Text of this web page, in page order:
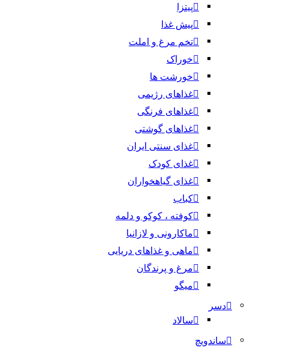
پیتزا
پیش غذا
تخم مرغ و املت
خوراک
خورشت ها
غذاهای رژیمی
غذاهای فرنگی
غذاهای گوشتی
غذای سنتی ایران
غذای کودک
غذای گیاهخواران
کباب
کوفته ، کوکو و دلمه
ماکارونی و لازانیا
ماهی و غذاهای دریایی
مرغ و پرندگان
میگو
دسر
سالاد
ساندویچ